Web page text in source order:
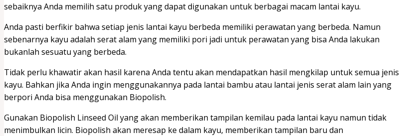
sebaiknya Anda memilih satu produk yang dapat digunakan untuk berbagai macam lantai kayu.
Anda pasti berfikir bahwa setiap jenis lantai kayu berbeda memiliki perawatan yang berbeda. Namun
sebenarnya kayu adalah serat alam yang memiliki pori jadi untuk perawatan yang bisa Anda lakukan
bukanlah sesuatu yang berbeda.
Tidak perlu khawatir akan hasil karena Anda tentu akan mendapatkan hasil mengkilap untuk semua jenis
kayu. Bahkan jika Anda ingin menggunakannya pada lantai bambu atau lantai jenis serat alam lain yang
berpori Anda bisa menggunakan Biopolish.
Gunakan Biopolish Linseed Oil yang akan memberikan tampilan kemilau pada lantai kayu namun tidak
menimbulkan licin. Biopolish akan meresap ke dalam kayu, memberikan tampilan baru dan